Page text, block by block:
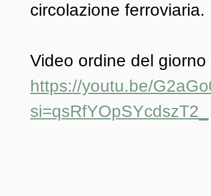
circolazione ferroviaria.
Video ordine del
https://youtu.be/
si=qsRfYOpSYcdszT2_